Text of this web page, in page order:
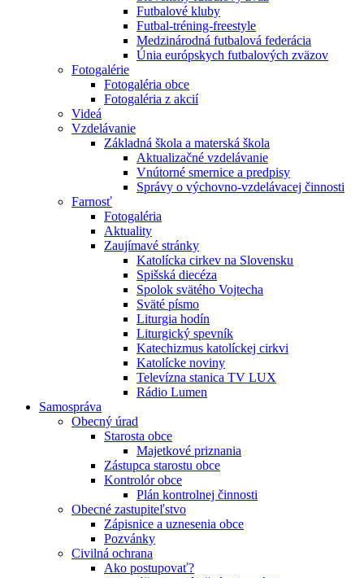
Futbalové kluby
Futbal-tréning-freestyle
Medzinárodná futbalová federácia
Únia európskych futbalových zväzov
Fotogalérie
Fotogaléria obce
Fotogaléria z akcií
Videá
Vzdelávanie
Základná škola a materská škola
Aktualizačné vzdelávanie
Vnútorné smernice a predpisy
Správy o výchovno-vzdelávacej činnosti
Farnosť
Fotogaléria
Aktuality
Zaujímavé stránky
Katolícka cirkev na Slovensku
Spišská diecéza
Spolok svätého Vojtecha
Sväté písmo
Liturgia hodín
Liturgický spevník
Katechizmus katolíckej cirkvi
Katolícke noviny
Televízna stanica TV LUX
Rádio Lumen
Samospráva
Obecný úrad
Starosta obce
Majetkové priznania
Zástupca starostu obce
Kontrolór obce
Plán kontrolnej činnosti
Obecné zastupiteľstvo
Zápisnice a uznesenia obce
Pozvánky
Civilná ochrana
Ako postupovať?